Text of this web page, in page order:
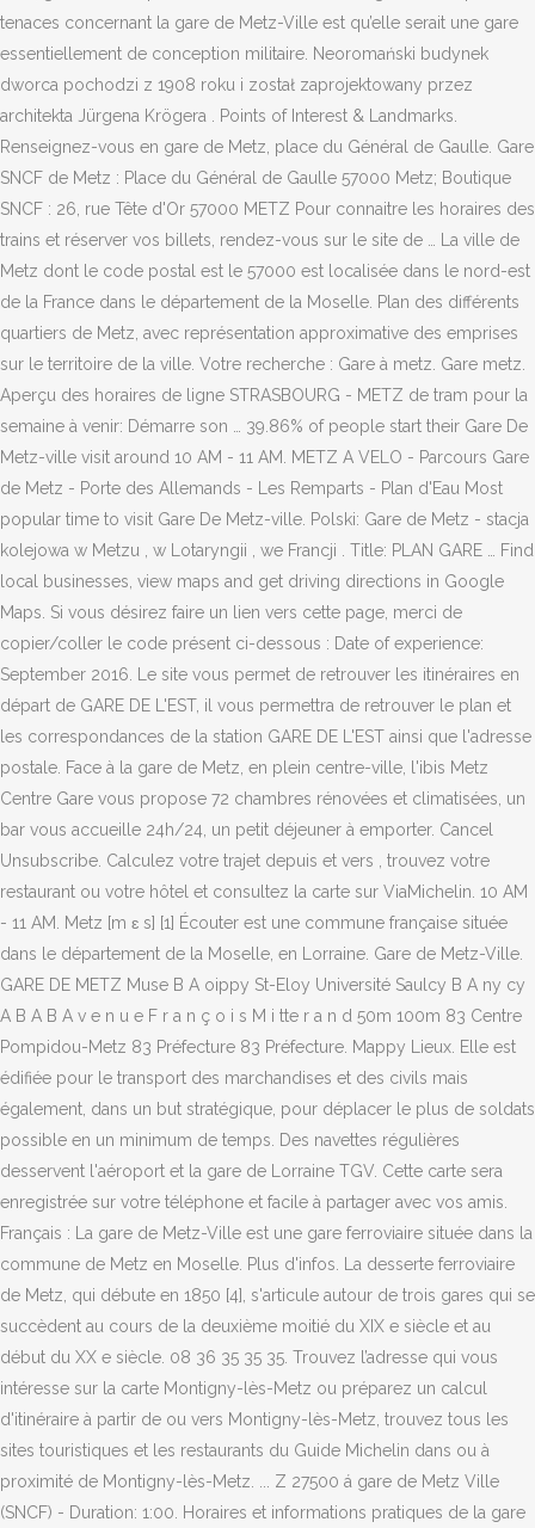
tenaces concernant la gare de Metz-Ville est qu’elle serait une gare
essentiellement de conception militaire. Neoromański budynek
dworca pochodzi z 1908 roku i został zaprojektowany przez
architekta Jürgena Krögera . Points of Interest & Landmarks.
Renseignez-vous en gare de Metz, place du Général de Gaulle. Gare
SNCF de Metz : Place du Général de Gaulle 57000 Metz; Boutique
SNCF : 26, rue Tête d'Or 57000 METZ Pour connaitre les horaires des
trains et réserver vos billets, rendez-vous sur le site de … La ville de
Metz dont le code postal est le 57000 est localisée dans le nord-est
de la France dans le département de la Moselle. Plan des différents
quartiers de Metz, avec représentation approximative des emprises
sur le territoire de la ville. Votre recherche : Gare à metz. Gare metz.
Aperçu des horaires de ligne STRASBOURG - METZ de tram pour la
semaine à venir: Démarre son … 39.86% of people start their Gare De
Metz-ville visit around 10 AM - 11 AM. METZ A VELO - Parcours Gare
de Metz - Porte des Allemands - Les Remparts - Plan d'Eau Most
popular time to visit Gare De Metz-ville. Polski: Gare de Metz - stacja
kolejowa w Metzu , w Lotaryngii , we Francji . Title: PLAN GARE … Find
local businesses, view maps and get driving directions in Google
Maps. Si vous désirez faire un lien vers cette page, merci de
copier/coller le code présent ci-dessous : Date of experience:
September 2016. Le site vous permet de retrouver les itinéraires en
départ de GARE DE L'EST, il vous permettra de retrouver le plan et
les correspondances de la station GARE DE L'EST ainsi que l'adresse
postale. Face à la gare de Metz, en plein centre-ville, l'ibis Metz
Centre Gare vous propose 72 chambres rénovées et climatisées, un
bar vous accueille 24h/24, un petit déjeuner à emporter. Cancel
Unsubscribe. Calculez votre trajet depuis et vers , trouvez votre
restaurant ou votre hôtel et consultez la carte sur ViaMichelin. 10 AM
- 11 AM. Metz [m ɛ s] [1] Écouter est une commune française située
dans le département de la Moselle, en Lorraine. Gare de Metz-Ville.
GARE DE METZ Muse B A oippy St-Eloy Université Saulcy B A ny cy
A B A B A v e n u e F r a n ç o i s M i tte r a n d 50m 100m 83 Centre
Pompidou-Metz 83 Préfecture 83 Préfecture. Mappy Lieux. Elle est
édifiée pour le transport des marchandises et des civils mais
également, dans un but stratégique, pour déplacer le plus de soldats
possible en un minimum de temps. Des navettes régulières
desservent l'aéroport et la gare de Lorraine TGV. Cette carte sera
enregistrée sur votre téléphone et facile à partager avec vos amis.
Français : La gare de Metz-Ville est une gare ferroviaire située dans la
commune de Metz en Moselle. Plus d'infos. La desserte ferroviaire
de Metz, qui débute en 1850 [4], s'articule autour de trois gares qui se
succèdent au cours de la deuxième moitié du XIX e siècle et au
début du XX e siècle. 08 36 35 35 35. Trouvez l’adresse qui vous
intéresse sur la carte Montigny-lès-Metz ou préparez un calcul
d'itinéraire à partir de ou vers Montigny-lès-Metz, trouvez tous les
sites touristiques et les restaurants du Guide Michelin dans ou à
proximité de Montigny-lès-Metz. ... Z 27500 á gare de Metz Ville
(SNCF) - Duration: 1:00. Horaires et informations pratiques de la gare